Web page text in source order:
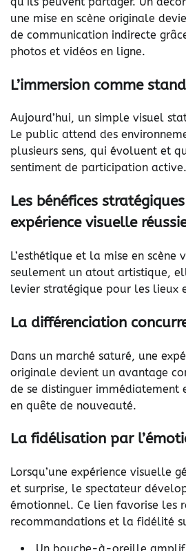
une mise en scène originale
de communication indirecte
photos et vidéos en ligne.
L’immersion comme
Aujourd’hui, un simple visuel
Le public attend des
plusieurs sens, qui évoluent et
sentiment de participation active.
Les bénéfices stratégiques
expérience visuelle
L’esthétique et la mise en scène
seulement un atout artistique,
levier stratégique pour les lieux
La différenciation
Dans un marché saturé, une
originale devient un avantage
de se distinguer immédiatement
en quête de nouveauté.
La fidélisation par
Lorsqu’une expérience visuelle
et surprise, le spectateur
émotionnel. Ce lien favorise les
recommandations et la fidélité